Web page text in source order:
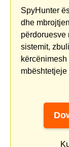
SpyHunter
dhe
përdoruesve
sistemit,
kërcënimesh